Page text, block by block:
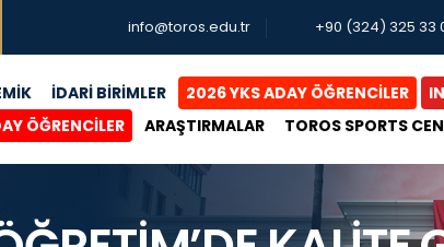
info@toros.edu.tr +90 (324) 325 33
İDARİ BİRİMLER 2026 YKS ADAY ÖĞRENCİLER
ÖĞRENCİLER ARAŞTIRMALAR TOROS SPORTS